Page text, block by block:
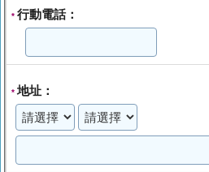
* 行動電話：
*地址：